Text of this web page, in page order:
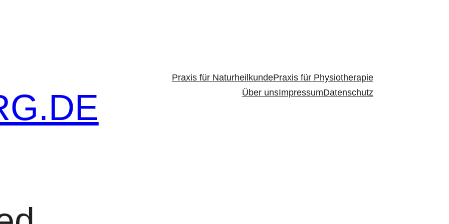
Praxis für NaturheilkundePraxis für Physiotherapie
Über unsImpressumDatenschutz